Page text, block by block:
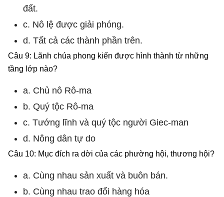
đất.
c. Nô lệ được giải phóng.
d. Tất cả các thành phần trên.
Câu 9: Lãnh chúa phong kiến được hình thành từ những
tầng lớp nào?
a. Chủ nô Rô-ma
b. Quý tộc Rô-ma
c. Tướng lĩnh và quý tộc người Giec-man
d. Nông dân tự do
Câu 10: Mục đích ra dời của các phường hội, thương hội?
a. Cùng nhau sản xuất và buôn bán.
b. Cùng nhau trao đổi hàng hóa